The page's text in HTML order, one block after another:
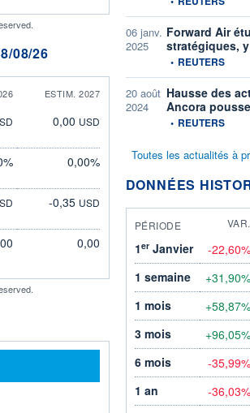
08/26
ESTIM. 2027
0,00 USD
0,00%
-0,35 USD
0,00
06 janv.
2025
Forward Air
stratégiques,
information fournie
• REUTERS
20 août
2024
Hausse des
Ancora
information fournie
• REUTERS
Toutes les actualités à
DONNÉES
PÉRIODE VAR.
1erJanvier -22,60%
1 semaine
+31,90%
1 mois
+58,87%
3 mois
+96,05%
6 mois
-35,99%
1 an
-36,03%